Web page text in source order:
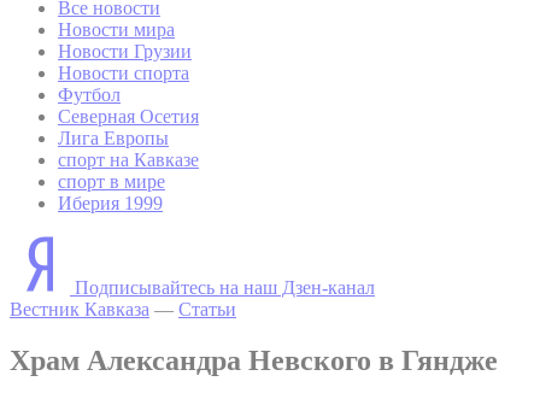
Все новости
Новости мира
Новости Грузии
Новости спорта
Футбол
Северная Осетия
Лига Европы
спорт на Кавказе
спорт в мире
Иберия 1999
Подписывайтесь на наш Дзен-канал
Вестник Кавказа — Статьи
Храм Александра Невского в Гяндже